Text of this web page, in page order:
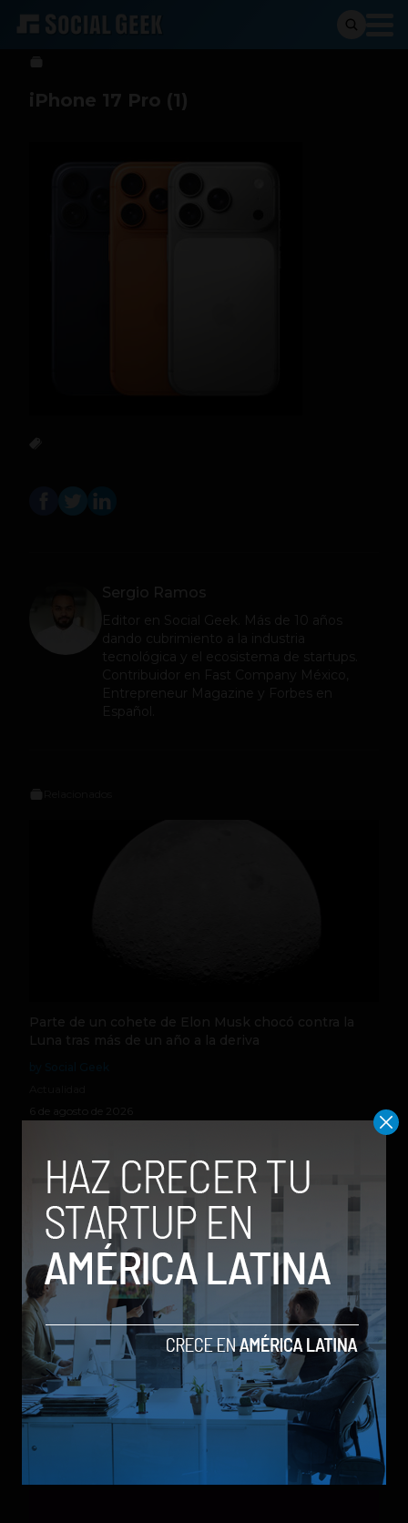
Sergio Ramos 9 de septiembre de 2025
iPhone 17 Pro (1)
Sergio Ramos
Editor en Social Geek
. Más de 10 años
dando cubrimiento a la industria
tecnológica y el ecosistema de startups.
Contribuidor en Fast Company México,
Entrepreneur Magazine y Forbes en
Español.
Parte de un cohete de Elon Musk chocó contra la
Luna tras más de un año a la deriva
6 de agosto de 2026
Qwen 3.8-Max, la nueva IA de Alibaba que desafía a
los modelos más poderosos
by Sergio Ramos
Actualidad
5 de agosto de 2026